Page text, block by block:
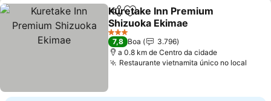
PartilharAdicionar aos favoritos
Kuretake Inn Premium
Shizuoka Ekimae
3 Estrelas
7,8 Boa
3.796
a 0.8 km de Centro da cidade
Restaurante vietnamita único no local